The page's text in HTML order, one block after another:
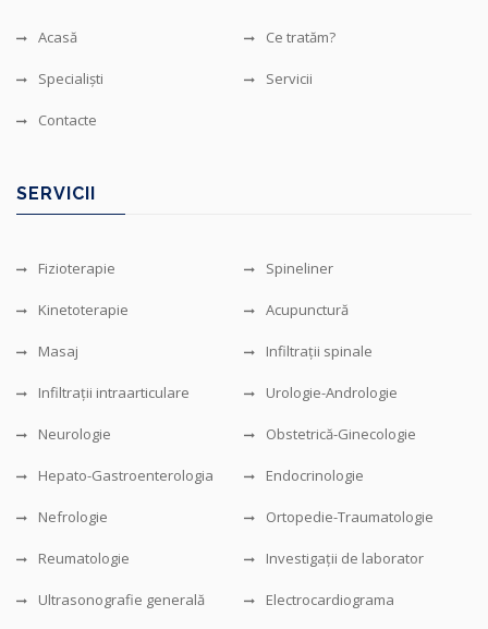
Acasă Ce tratăm?
Specialiști Servicii
Contacte
SERVICII
Fizioterapie Spineliner
Kinetoterapie Acupunctură
Masaj Infiltrații spinale
Infiltrații intraarticulare Urologie-Andrologie
Neurologie Obstetrică-Ginecologie
Hepato-Gastroenterologia Endocrinologie
Nefrologie Ortopedie-Traumatologie
Reumatologie Investigații de laborator
Ultrasonografie generală Electrocardiograma